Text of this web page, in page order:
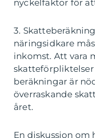
nyckelfaktor för
3.
näringsidkare
inkomst. Att vara
beräkningar är
överraskande
året.
En diskussion om